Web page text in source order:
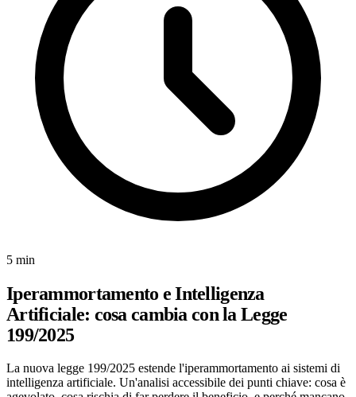
5 min
Iperammortamento e Intelligenza
Artificiale: cosa cambia con la Legge
199/2025
La nuova legge 199/2025 estende l'iperammortamento ai sistemi di
intelligenza artificiale. Un'analisi accessibile dei punti chiave: cosa è